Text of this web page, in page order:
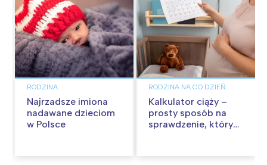
RODZINA
Najrzadsze imiona
nadawane dzieciom
w Polsce
RODZINA NA CO DZIEŃ
Kalkulator ciąży –
prosty sposób na
sprawdzenie, który